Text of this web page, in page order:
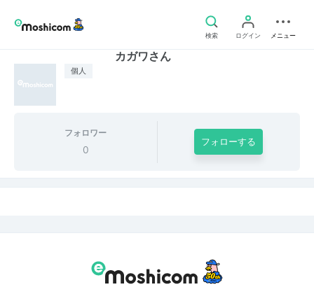
検索 ログイン メニュー
個人
カガワさん
フォロワー
0
フォローする